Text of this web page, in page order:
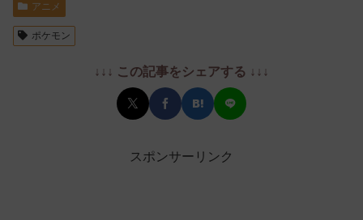
アニメ
ポケモン
↓↓↓ この記事をシェアする ↓↓↓
スポンサーリンク